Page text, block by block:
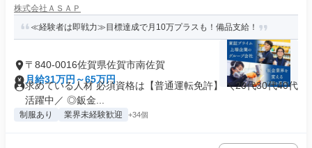
株式会社ＡＳＡＰ
≪経験者は即戦力≫目標達成で月10万プラスも！備品支給！
〒840-0016佐賀県佐賀市南佐賀
月給31万円～65万円
求めている人材 必須資格は【普通運転免許】 ＼20代30代40代
活躍中／ ◎鈑金...
制服あり 業界未経験歓迎 +34個